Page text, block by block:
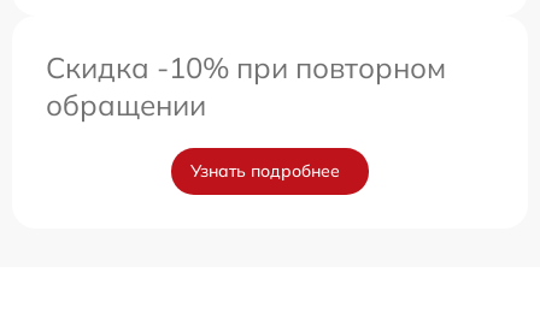
Скидка -10% при повторном
обращении
Узнать подробнее